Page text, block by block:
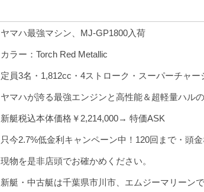
ヤマハ最強マシン、MJ-GP1800入荷
カラー：Torch Red Metallic
定員3名・1,812cc・4ストローク・スーパーチャー
ヤマハが誇る最強エンジンと高性能＆超軽量ハルの
新艇税込本体価格￥2,214,000→ 特価ASK
只今2.7%低金利キャンペーン中！120回まで・頭金
現物を是非店頭でお確かめください。
新艇・中古艇は千葉県市川市、エムジーマリーンで